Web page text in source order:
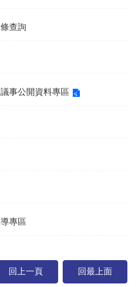
查詢
事公開資料專區
專區
回上一頁 回最上面